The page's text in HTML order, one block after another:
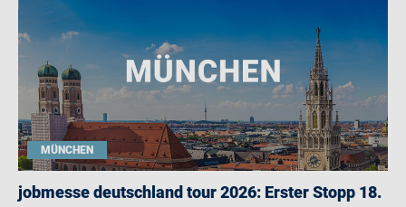
MÜNCHEN
jobmesse deutschland tour 2026: Erster Stopp 18.